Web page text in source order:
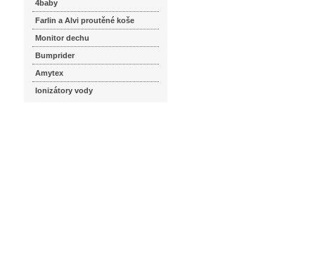
4baby
Farlin a Alvi proutěné koše
Monitor dechu
Bumprider
Amytex
Ionizátory vody